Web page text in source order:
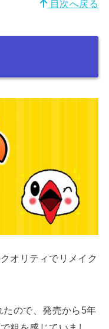
目次へ戻る
オリティでリメイク
ので、発売から5年